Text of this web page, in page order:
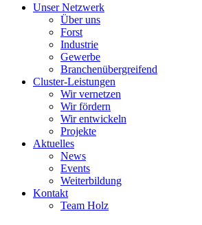
Unser Netzwerk
Über uns
Forst
Industrie
Gewerbe
Branchenübergreifend
Cluster-Leistungen
Wir vernetzen
Wir fördern
Wir entwickeln
Projekte
Aktuelles
News
Events
Weiterbildung
Kontakt
Team Holz